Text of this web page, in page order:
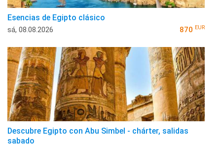
Esencias de Egipto clásico
sá, 08.08.2026 870 EUR
Descubre Egipto con Abu Simbel - chárter, salidas
sabado